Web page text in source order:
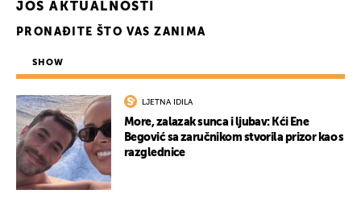
JOŠ AKTUALNOSTI
PRONAĐITE ŠTO VAS ZANIMA
SHOW
LJETNA IDILA
More, zalazak sunca i ljubav: Kći Ene
Begović sa zaručnikom stvorila prizor kao s
razglednice